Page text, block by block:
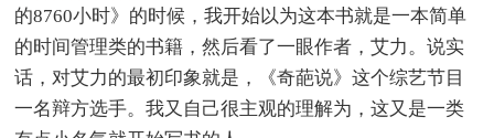
的8760小时》的时候，我开始以为这本书就是一本简单
的时间管理类的书籍，然后看了一眼作者，艾力。说实
话，对艾力的最初印象就是，《奇葩说》这个综艺节目
一名辩方选手。我又自己很主观的理解为，这又是一类